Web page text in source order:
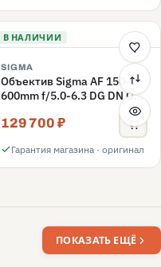
В НАЛИЧИИ
SIGMA
Объектив Sigma AF 150-
600mm f/5.0-6.3 DG DN OS
129 700 ₽
Гарантия магазина · оригинал
ПОКАЗАТЬ ЕЩЁ